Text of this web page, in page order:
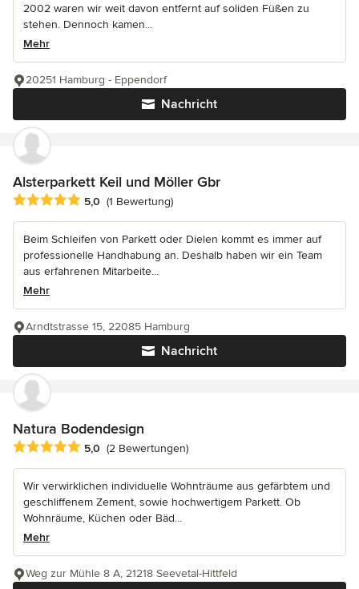
2002 waren wir weit davon entfernt auf soliden Füßen zu
stehen. Dennoch kamen...
Mehr
Nachricht
20251 Hamburg - Eppendorf
Alsterparkett Keil und Möller Gbr
Durchschnittliche Bewertung: 5 von 5 Sternen
5,0 (1 Bewertung)
Beim Schleifen von Parkett oder Dielen kommt es immer auf
professionelle Handhabung an. Deshalb haben wir ein Team
aus erfahrenen Mitarbeite...
Mehr
Nachricht
Arndtstrasse 15, 22085 Hamburg
Natura Bodendesign
Durchschnittliche Bewertung: 5 von 5 Sternen
5,0 (2 Bewertungen)
Wir verwirklichen individuelle Wohnträume aus gefärbtem und
geschliffenem Zement, sowie hochwertigem Parkett. Ob
Wohnräume, Küchen oder Bäd...
Mehr
Weg zur Mühle 8 A, 21218 Seevetal-Hittfeld